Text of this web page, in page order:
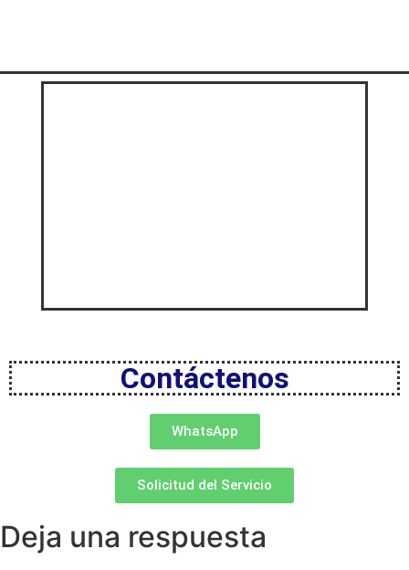
Contáctenos
WhatsApp
Solicitud del Servicio
Deja una respuesta